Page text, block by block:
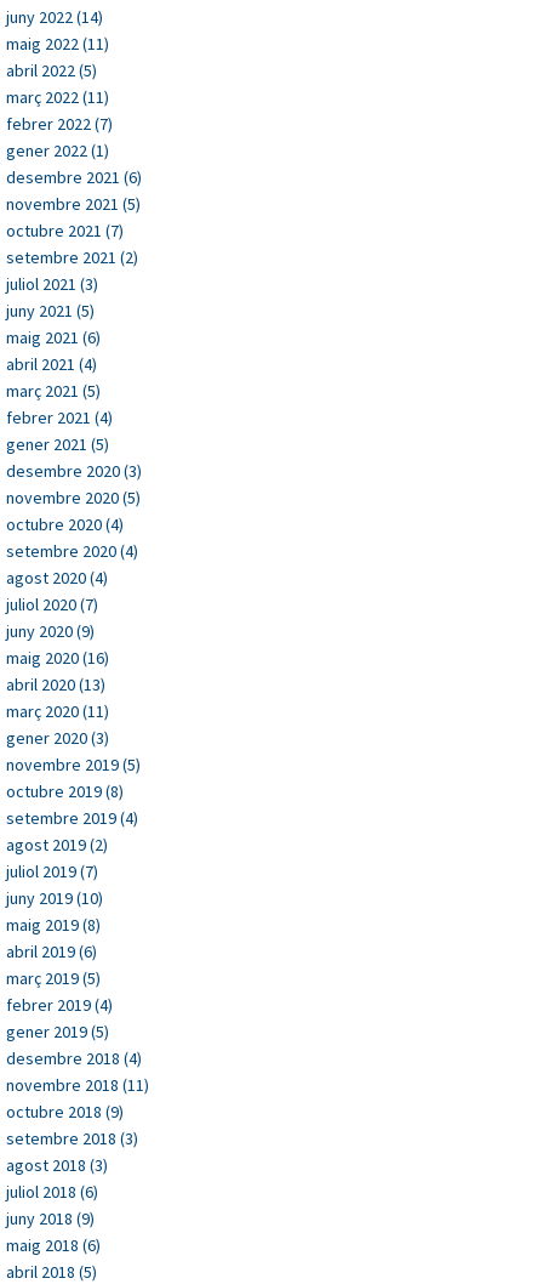
juny 2022 (14)
maig 2022 (11)
abril 2022 (5)
març 2022 (11)
febrer 2022 (7)
gener 2022 (1)
desembre 2021 (6)
novembre 2021 (5)
octubre 2021 (7)
setembre 2021 (2)
juliol 2021 (3)
juny 2021 (5)
maig 2021 (6)
abril 2021 (4)
març 2021 (5)
febrer 2021 (4)
gener 2021 (5)
desembre 2020 (3)
novembre 2020 (5)
octubre 2020 (4)
setembre 2020 (4)
agost 2020 (4)
juliol 2020 (7)
juny 2020 (9)
maig 2020 (16)
abril 2020 (13)
març 2020 (11)
gener 2020 (3)
novembre 2019 (5)
octubre 2019 (8)
setembre 2019 (4)
agost 2019 (2)
juliol 2019 (7)
juny 2019 (10)
maig 2019 (8)
abril 2019 (6)
març 2019 (5)
febrer 2019 (4)
gener 2019 (5)
desembre 2018 (4)
novembre 2018 (11)
octubre 2018 (9)
setembre 2018 (3)
agost 2018 (3)
juliol 2018 (6)
juny 2018 (9)
maig 2018 (6)
abril 2018 (5)